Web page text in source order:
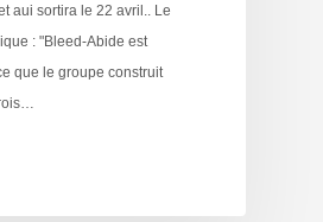
aui sortira le 22 avril.. Le
: "Bleed-Abide est
que le groupe construit